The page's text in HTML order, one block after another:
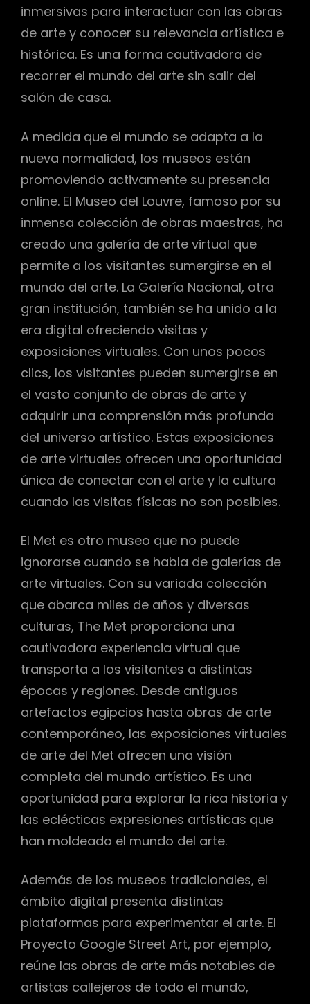
inmersivas para interactuar con las obras
de arte y conocer su relevancia artística e
histórica. Es una forma cautivadora de
recorrer el mundo del arte sin salir del
salón de casa.
A medida que el mundo se adapta a la
nueva normalidad, los museos están
promoviendo activamente su presencia
online. El Museo del Louvre, famoso por su
inmensa colección de obras maestras, ha
creado una galería de arte virtual que
permite a los visitantes sumergirse en el
mundo del arte. La Galería Nacional, otra
gran institución, también se ha unido a la
era digital ofreciendo visitas y
exposiciones virtuales. Con unos pocos
clics, los visitantes pueden sumergirse en
el vasto conjunto de obras de arte y
adquirir una comprensión más profunda
del universo artístico. Estas exposiciones
de arte virtuales ofrecen una oportunidad
única de conectar con el arte y la cultura
cuando las visitas físicas no son posibles.
El Met es otro museo que no puede
ignorarse cuando se habla de galerías de
arte virtuales. Con su variada colección
que abarca miles de años y diversas
culturas, The Met proporciona una
cautivadora experiencia virtual que
transporta a los visitantes a distintas
épocas y regiones. Desde antiguos
artefactos egipcios hasta obras de arte
contemporáneo, las exposiciones virtuales
de arte del Met ofrecen una visión
completa del mundo artístico. Es una
oportunidad para explorar la rica historia y
las eclécticas expresiones artísticas que
han moldeado el mundo del arte.
Además de los museos tradicionales, el
ámbito digital presenta distintas
plataformas para experimentar el arte. El
Proyecto Google Street Art, por ejemplo,
reúne las obras de arte más notables de
artistas callejeros de todo el mundo,